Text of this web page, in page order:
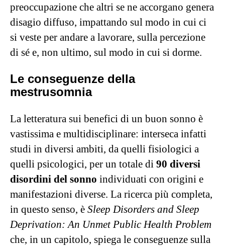
preoccupazione che altri se ne accorgano genera
disagio diffuso, impattando sul modo in cui ci
si veste per andare a lavorare, sulla percezione
di sé e, non ultimo, sul modo in cui si dorme.
Le conseguenze della
mestrusomnia
La letteratura sui benefici di un buon sonno è
vastissima e multidisciplinare: interseca infatti
studi in diversi ambiti, da quelli fisiologici a
quelli psicologici, per un totale di 90 diversi
disordini del sonno individuati con origini e
manifestazioni diverse. La ricerca più completa,
in questo senso, è Sleep Disorders and Sleep
Deprivation: An Unmet Public Health Problem
che, in un capitolo, spiega le conseguenze sulla